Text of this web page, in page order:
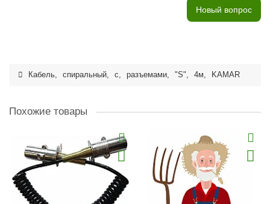
Новый вопрос
Кабель, спиральный, с, разъемами, "S", 4м, KAMAR
Похожие товары